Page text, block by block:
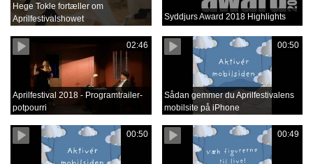
Hege Tokle fortæller om
Aprilfestivalshowet
Syddjurs Award 2018 Highlights
02:46
Aprilfestival 2018 - Programtrailer-
potpourri
00:50
Sådan gemmer du Aprilfestivalens
mobilsite på iPhone
00:50 00:49